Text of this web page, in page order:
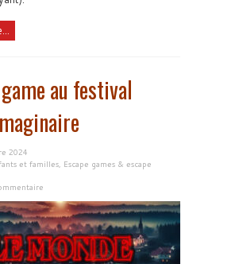
au festival
2024
et familles, Escape games & escape